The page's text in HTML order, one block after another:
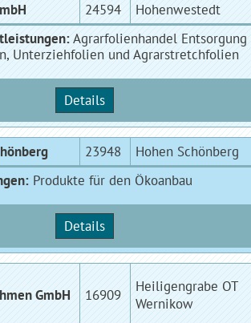
24594
Hohenwestedt
Agrarfolienhandel Entsorgung
Unterziehfolien und Agrarstretchfolien
Details
23948
Hohen Schönberg
Produkte für den Ökoanbau
Details
GmbH
16909
Heiligengrabe OT
Wernikow